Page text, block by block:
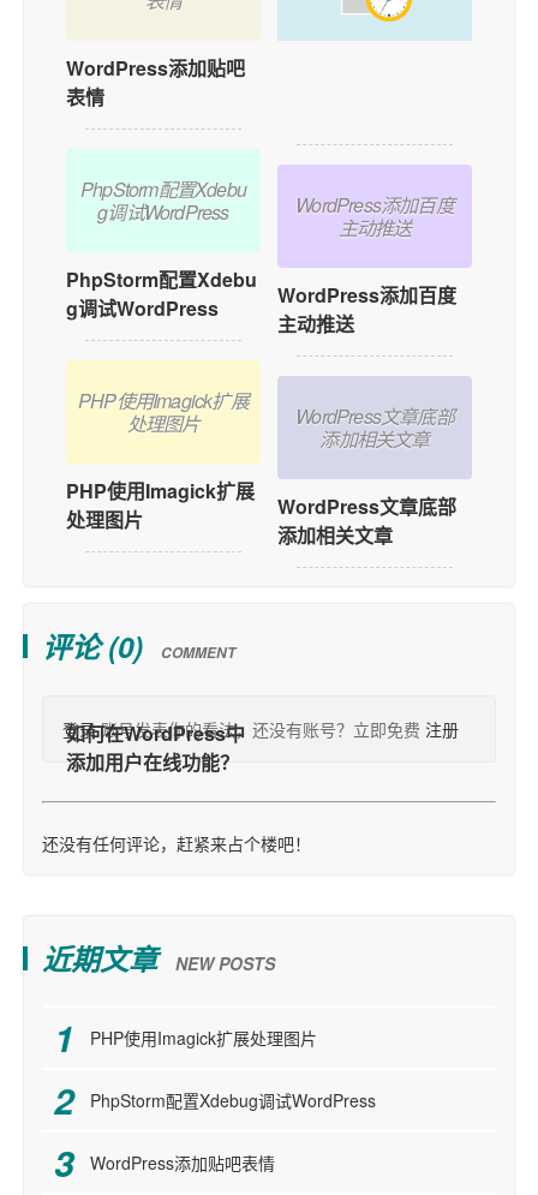
WordPress添加贴吧
表情
PhpStorm配置Xdebu
g调试WordPress
PhpStorm配置Xdebu
g调试WordPress
PHP使用Imagick扩展
处理图片
PHP使用Imagick扩展
处理图片
WordPress添加百度
主动推送
WordPress添加百度
主动推送
WordPress文章底部
添加相关文章
WordPress文章底部
添加相关文章
评论 (0) COMMENT
登录账号发表你的看法，还没有账号？立即免费 注册
还没有任何评论，赶紧来占个楼吧！
近期文章 NEW POSTS
PHP使用Imagick扩展处理图片
PhpStorm配置Xdebug调试WordPress
WordPress添加贴吧表情